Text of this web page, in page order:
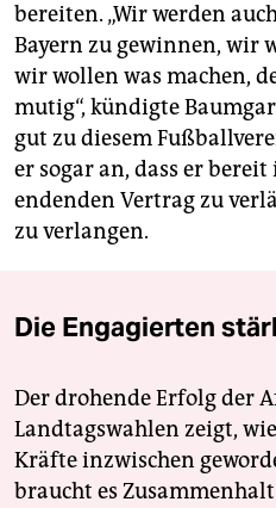
bereiten. „Wir werden
Bayern zu gewinnen, wir
wir wollen was machen,
mutig“, kündigte
gut zu diesem
er sogar an, dass er bereit
endenden Vertrag zu
zu verlangen.
Die Engagierten
Der drohende Erfolg der
Landtagswahlen zeigt,
Kräfte inzwischen
braucht es